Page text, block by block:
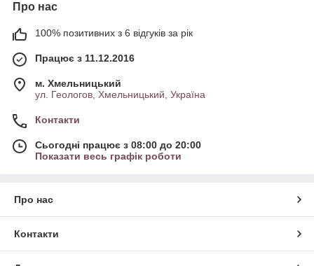
Про нас
100% позитивних з 6 відгуків за рік
Працює з 11.12.2016
м. Хмельницький
ул. Геологов, Хмельницький, Україна
Контакти
Сьогодні працює з 08:00 до 20:00
Показати весь графік роботи
Про нас
Контакти